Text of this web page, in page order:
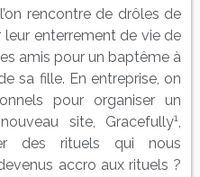
rencontre de drôles de
enterrement de vie de
amis pour un baptême à
sa fille. En entreprise, on
pour organiser un
site, Gracefully1,
des rituels qui nous
accro aux rituels ?